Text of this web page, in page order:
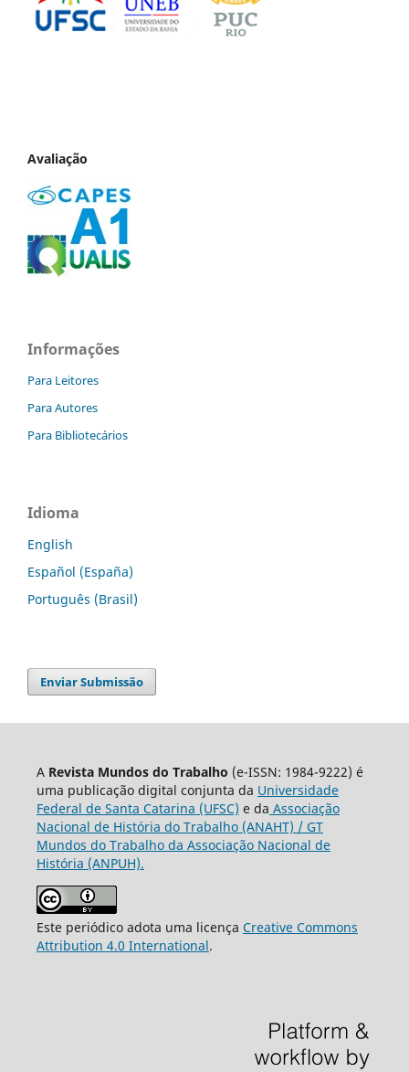
Avaliação
Informações
Para Leitores
Para Autores
Para Bibliotecários
Idioma
English
Español (España)
Português (Brasil)
Enviar Submissão
A Revista Mundos do Trabalho (e-ISSN: 1984-9222) é
uma publicação digital conjunta da Universidade
Federal de Santa Catarina (UFSC) e da Associação
Nacional de História do Trabalho (ANAHT) / GT
Mundos do Trabalho da Associação Nacional de
História (ANPUH).
Este periódico adota uma licença Creative Commons
Attribution 4.0 International.